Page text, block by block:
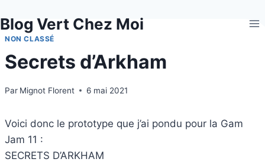
au
contenu
Blog Vert Chez Moi
NON CLASSÉ
Secrets d’Arkham
Par Mignot Florent 6 mai 2021
Voici donc le prototype que j’ai pondu pour la Gam
Jam 11 :
SECRETS D’ARKHAM